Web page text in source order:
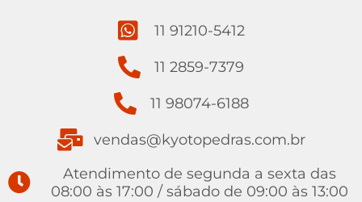
11 91210-5412
11 2859-7379
11 98074-6188
vendas@kyotopedras.com.br
Atendimento de segunda a sexta das
08:00 às 17:00 / sábado de 09:00 às 13:00